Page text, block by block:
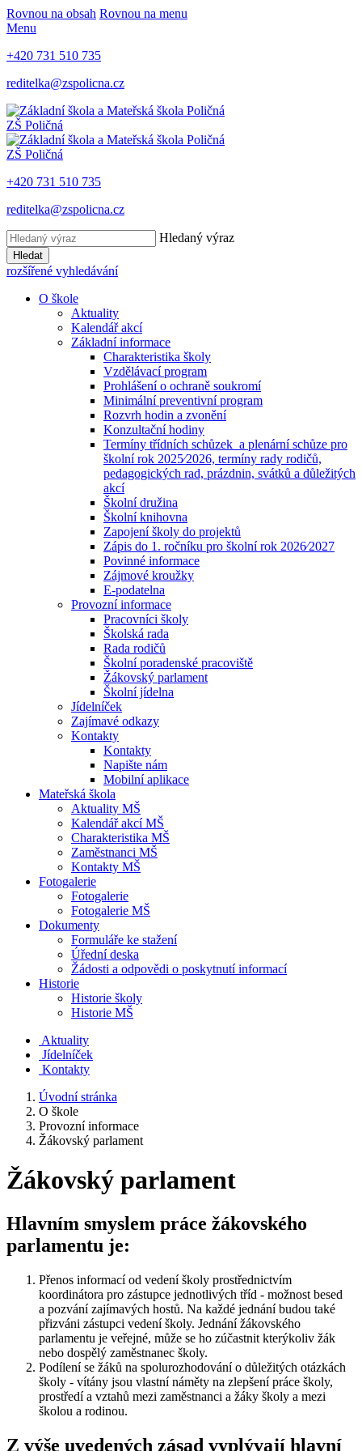
Rovnou na obsah Rovnou na menu
Menu
+420 731 510 735
reditelka@zspolicna.cz
ZŠ Poličná
ZŠ Poličná
+420 731 510 735
reditelka@zspolicna.cz
Hledaný výraz
Hledat
rozšířené vyhledávání
O škole
Aktuality
Kalendář akcí
Základní informace
Charakteristika školy
Vzdělávací program
Prohlášení o ochraně soukromí
Minimální preventivní program
Rozvrh hodin a zvonění
Konzultační hodiny
Termíny třídních schůzek a plenární schůze pro
školní rok 2025⁄2026, termíny rady rodičů,
pedagogických rad, prázdnin, svátků a důležitých
akcí
Školní družina
Školní knihovna
Zapojení školy do projektů
Zápis do 1. ročníku pro školní rok 2026⁄2027
Povinné informace
Zájmové kroužky
E-podatelna
Provozní informace
Pracovníci školy
Školská rada
Rada rodičů
Školní poradenské pracoviště
Žákovský parlament
Školní jídelna
Jídelníček
Zajímavé odkazy
Kontakty
Kontakty
Napište nám
Mobilní aplikace
Mateřská škola
Aktuality MŠ
Kalendář akcí MŠ
Charakteristika MŠ
Zaměstnanci MŠ
Kontakty MŠ
Fotogalerie
Fotogalerie
Fotogalerie MŠ
Dokumenty
Formuláře ke stažení
Úřední deska
Žádosti a odpovědi o poskytnutí informací
Historie
Historie školy
Historie MŠ
Aktuality
Jídelníček
Kontakty
Úvodní stránka
O škole
Provozní informace
Žákovský parlament
Žákovský parlament
Hlavním smyslem práce žákovského
parlamentu je:
Přenos informací od vedení školy prostřednictvím
koordinátora pro zástupce jednotlivých tříd - možnost besed
a pozvání zajímavých hostů. Na každé jednání budou také
přizváni zástupci vedení školy. Jednání žákovského
parlamentu je veřejné, může se ho zúčastnit kterýkoliv žák
nebo dospělý zaměstnanec školy.
Podílení se žáků na spolurozhodování o důležitých otázkách
školy - vítány jsou vlastní náměty na zlepšení práce školy,
prostředí a vztahů mezi zaměstnanci a žáky školy a mezi
školou a rodinou.
Z výše uvedených zásad vyplývají hlavní